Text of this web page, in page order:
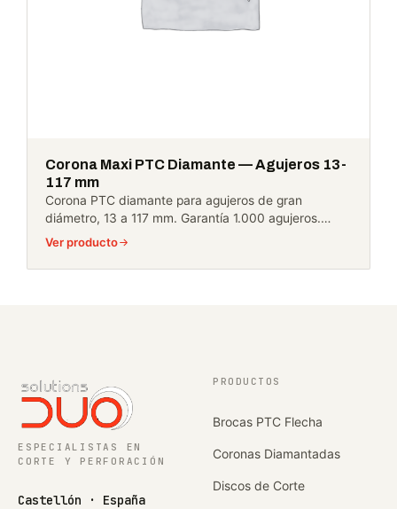
Corona Maxi PTC Diamante — Agujeros 13-
117 mm
Corona PTC diamante para agujeros de gran
diámetro, 13 a 117 mm. Garantía 1.000 agujeros.…
Ver producto
ESPECIALISTAS EN
CORTE Y PERFORACIÓN
Castellón · España
PRODUCTOS
Brocas PTC Flecha
Coronas Diamantadas
Discos de Corte